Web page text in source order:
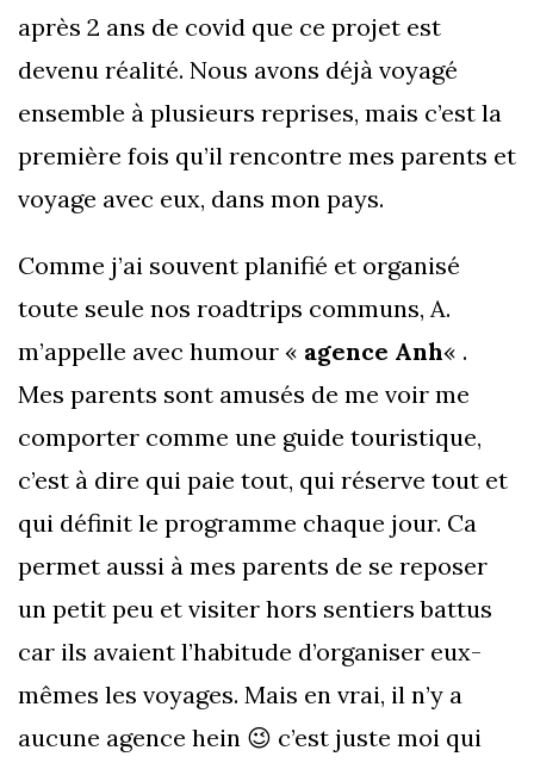
après 2 ans de covid que ce projet est
devenu réalité. Nous avons déjà voyagé
ensemble à plusieurs reprises, mais c’est la
première fois qu’il rencontre mes parents et
voyage avec eux, dans mon pays.
Comme j’ai souvent planifié et organisé
toute seule nos roadtrips communs, A.
m’appelle avec humour « agence Anh« .
Mes parents sont amusés de me voir me
comporter comme une guide touristique,
c’est à dire qui paie tout, qui réserve tout et
qui définit le programme chaque jour. Ca
permet aussi à mes parents de se reposer
un petit peu et visiter hors sentiers battus
car ils avaient l’habitude d’organiser eux-
mêmes les voyages. Mais en vrai, il n’y a
aucune agence hein 😉 c’est juste moi qui